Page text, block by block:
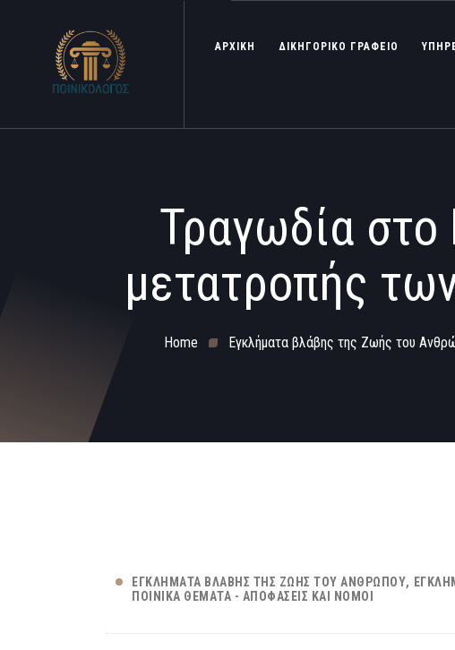
ΑΡΧΙΚΗ ΔΙΚΗΓΟΡΙΚΟ ΓΡΑΦΕΙΟ
Τραγωδία στο
μετατροπής
Home Εγκλήματα βλάβης της Ζωής του
ΕΓΚΛΉΜΑΤΑ ΒΛΆΒΗΣ ΤΗΣ ΖΩΉΣ ΤΟΥ ΑΝΘΡΏΠΟΥ
ΠΟΙΝΙΚΆ ΘΈΜΑΤΑ - ΑΠΟΦΆΣΕΙΣ ΚΑΙ ΝΌΜΟΙ